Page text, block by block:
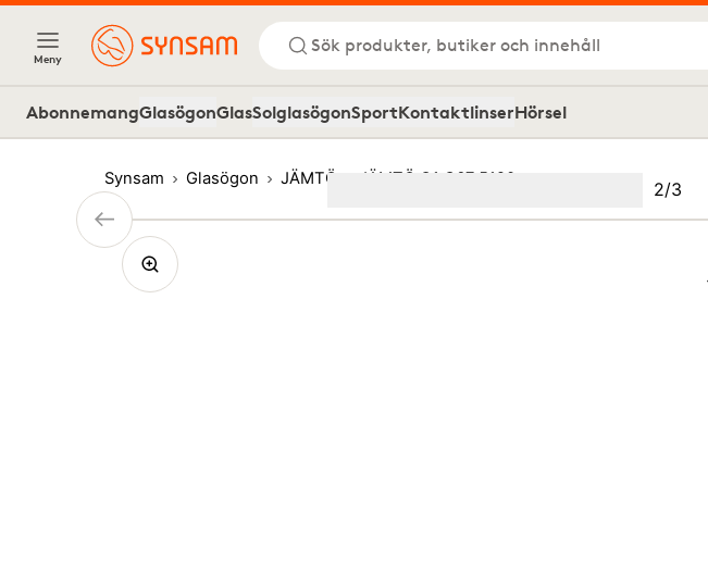
Meny
Sök produkter, butiker och innehåll
AbonnemangGlasögonGlasSolglasögonSportKontaktlinserHörsel
Synsam Glasögon JÄMTÖ JÄMTÖ O1 C67 5120 Bild
2/3
3